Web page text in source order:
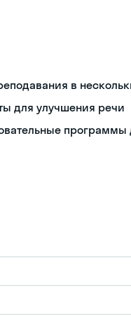
в
для улучшения речи
программы